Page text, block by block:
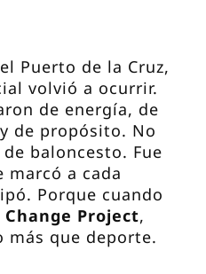
Puerto de la Cruz,
volvió a ocurrir.
de energía, de
de propósito. No
baloncesto. Fue
marcó a cada
Porque cuando
Change Project,
más que deporte.